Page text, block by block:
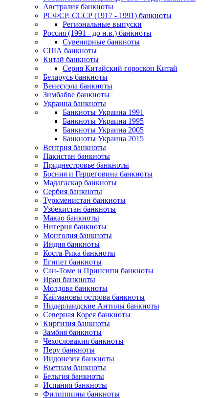
Австралия банкноты
РСФСР, СССР (1917 - 1991) банкноты
Региональные выпуски
Россия (1991 - до н.в.) банкноты
Сувенирные банкноты
США банкноты
Китай банкноты
Серия Китайский гороскоп Китай
Беларусь банкноты
Венесуэла банкноты
Зимбабве банкноты
Украина банкноты
Банкноты Украина 1991
Банкноты Украина 1995
Банкноты Украина 2005
Банкноты Украина 2015
Венгрия банкноты
Пакистан банкноты
Приднестровье банкноты
Босния и Герцеговина банкноты
Мадагаскар банкноты
Сербия банкноты
Туркменистан банкноты
Узбекистан банкноты
Макао банкноты
Нигерия банкноты
Монголия банкноты
Индия банкноты
Коста-Рика банкноты
Египет банкноты
Сан-Томе и Принсипи банкноты
Иран банкноты
Молдова банкноты
Каймановы острова банкноты
Нидерландские Антилы банкноты
Северная Корея банкноты
Киргизия банкноты
Замбия банкноты
Чехословакия банкноты
Перу банкноты
Индонезия банкноты
Вьетнам банкноты
Бельгия банкноты
Испания банкноты
Филиппины банкноты